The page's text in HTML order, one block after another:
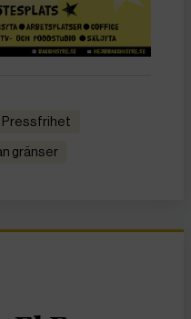
Pressfrihet
gränser